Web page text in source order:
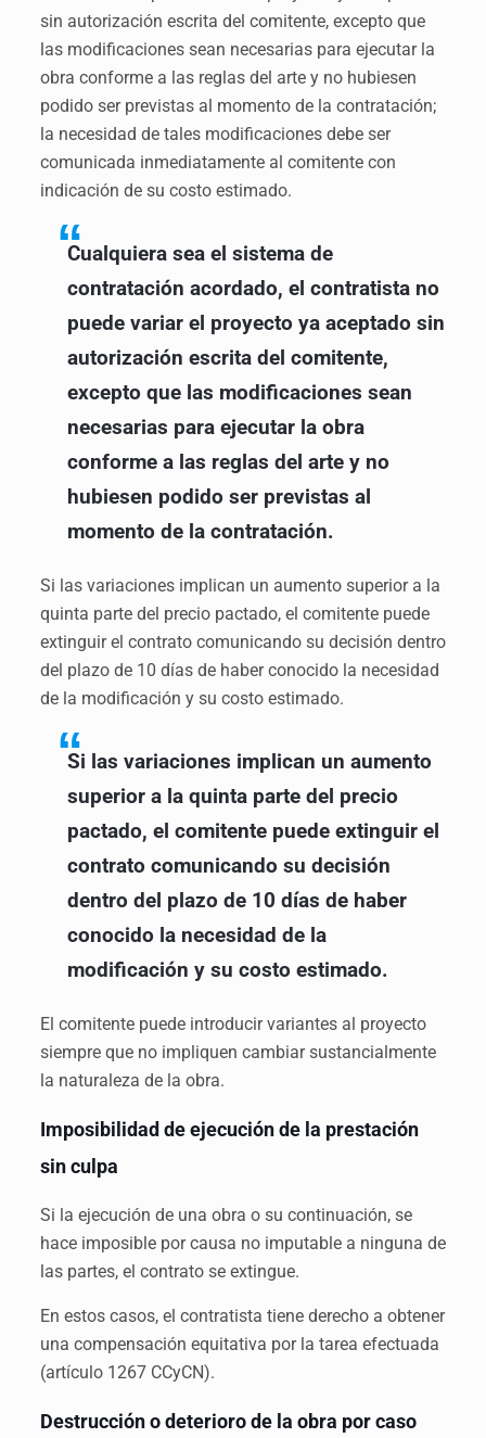
sin autorización escrita del comitente, excepto que
las modificaciones sean necesarias para ejecutar la
obra conforme a las reglas del arte y no hubiesen
podido ser previstas al momento de la contratación;
la necesidad de tales modificaciones debe ser
comunicada inmediatamente al comitente con
indicación de su costo estimado.
Cualquiera sea el sistema de
contratación acordado, el contratista no
puede variar el proyecto ya aceptado sin
autorización escrita del comitente,
excepto que las modificaciones sean
necesarias para ejecutar la obra
conforme a las reglas del arte y no
hubiesen podido ser previstas al
momento de la contratación.
Si las variaciones implican un aumento superior a la
quinta parte del precio pactado, el comitente puede
extinguir el contrato comunicando su decisión dentro
del plazo de 10 días de haber conocido la necesidad
de la modificación y su costo estimado.
Si las variaciones implican un aumento
superior a la quinta parte del precio
pactado, el comitente puede extinguir el
contrato comunicando su decisión
dentro del plazo de 10 días de haber
conocido la necesidad de la
modificación y su costo estimado.
El comitente puede introducir variantes al proyecto
siempre que no impliquen cambiar sustancialmente
la naturaleza de la obra.
Imposibilidad de ejecución de la prestación
sin culpa
Si la ejecución de una obra o su continuación, se
hace imposible por causa no imputable a ninguna de
las partes, el contrato se extingue.
En estos casos, el contratista tiene derecho a obtener
una compensación equitativa por la tarea efectuada
(artículo 1267 CCyCN).
Destrucción o deterioro de la obra por caso